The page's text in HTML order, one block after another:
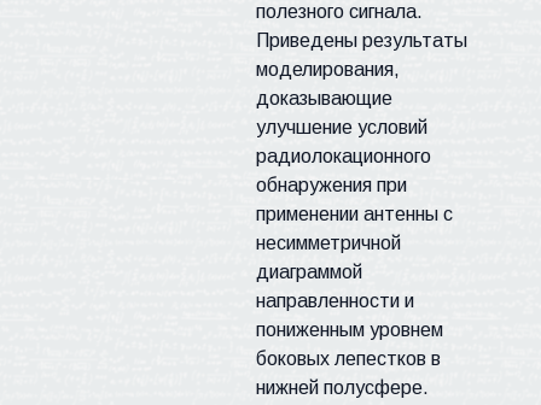
полезного сигнала.
Приведены результаты
моделирования,
доказывающие
улучшение условий
радиолокационного
обнаружения при
применении антенны с
несимметричной
диаграммой
направленности и
пониженным уровнем
боковых лепестков в
нижней полусфере.